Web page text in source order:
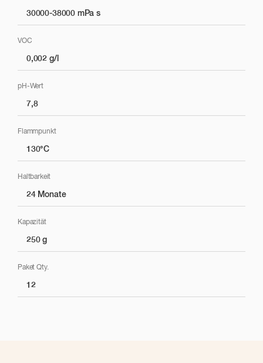
30000-38000 mPa s
VOC
0,002 g/l
pH-Wert
7,8
Flammpunkt
130°C
Haltbarkeit
24 Monate
Kapazität
250 g
Paket Qty.
12